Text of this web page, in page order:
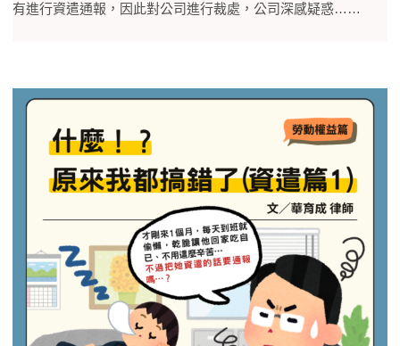
有進行資遣通報，因此對公司進行裁處，公司深感疑惑……